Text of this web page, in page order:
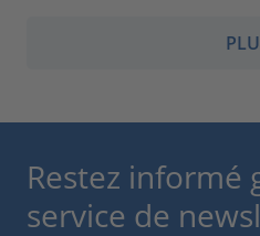
Restez informé
service de